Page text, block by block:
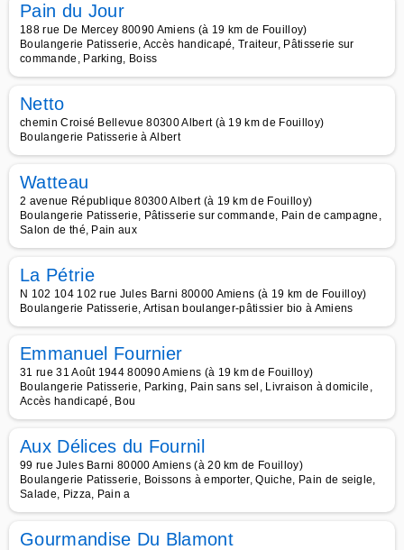
Pain du Jour
188 rue De Mercey 80090 Amiens (à 19 km de Fouilloy)
Boulangerie Patisserie, Accès handicapé, Traiteur, Pâtisserie sur
commande, Parking, Boiss
Netto
chemin Croisé Bellevue 80300 Albert (à 19 km de Fouilloy)
Boulangerie Patisserie à Albert
Watteau
2 avenue République 80300 Albert (à 19 km de Fouilloy)
Boulangerie Patisserie, Pâtisserie sur commande, Pain de campagne,
Salon de thé, Pain aux
La Pétrie
N 102 104 102 rue Jules Barni 80000 Amiens (à 19 km de Fouilloy)
Boulangerie Patisserie, Artisan boulanger-pâtissier bio à Amiens
Emmanuel Fournier
31 rue 31 Août 1944 80090 Amiens (à 19 km de Fouilloy)
Boulangerie Patisserie, Parking, Pain sans sel, Livraison à domicile,
Accès handicapé, Bou
Aux Délices du Fournil
99 rue Jules Barni 80000 Amiens (à 20 km de Fouilloy)
Boulangerie Patisserie, Boissons à emporter, Quiche, Pain de seigle,
Salade, Pizza, Pain a
Gourmandise Du Blamont